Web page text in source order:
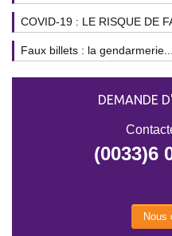
COVID-19 : LE RISQUE DE
Faux billets : la gendarmerie...
DEMANDE
(0033)6
Nous